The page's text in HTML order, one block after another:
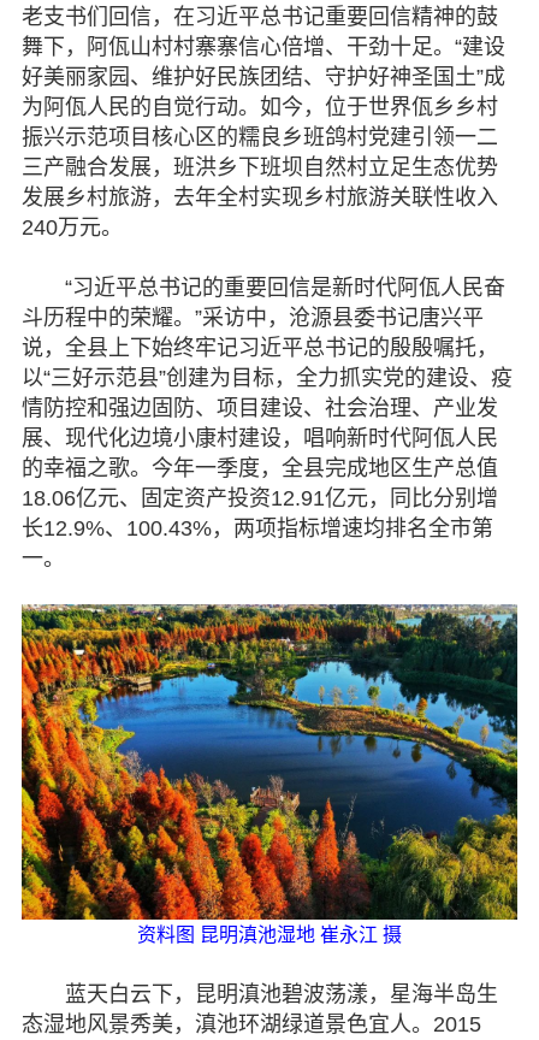
老支书们回信，在习近平总书记重要回信精神的鼓
舞下，阿佤山村村寨寨信心倍增、干劲十足。“建设
好美丽家园、维护好民族团结、守护好神圣国土”成
为阿佤人民的自觉行动。如今，位于世界佤乡乡村
振兴示范项目核心区的糯良乡班鸽村党建引领一二
三产融合发展，班洪乡下班坝自然村立足生态优势
发展乡村旅游，去年全村实现乡村旅游关联性收入
240万元。
“习近平总书记的重要回信是新时代阿佤人民奋
斗历程中的荣耀。”采访中，沧源县委书记唐兴平
说，全县上下始终牢记习近平总书记的殷殷嘱托，
以“三好示范县”创建为目标，全力抓实党的建设、疫
情防控和强边固防、项目建设、社会治理、产业发
展、现代化边境小康村建设，唱响新时代阿佤人民
的幸福之歌。今年一季度，全县完成地区生产总值
18.06亿元、固定资产投资12.91亿元，同比分别增
长12.9%、100.43%，两项指标增速均排名全市第
一。
资料图 昆明滇池湿地 崔永江 摄
蓝天白云下，昆明滇池碧波荡漾，星海半岛生
态湿地风景秀美，滇池环湖绿道景色宜人。2015